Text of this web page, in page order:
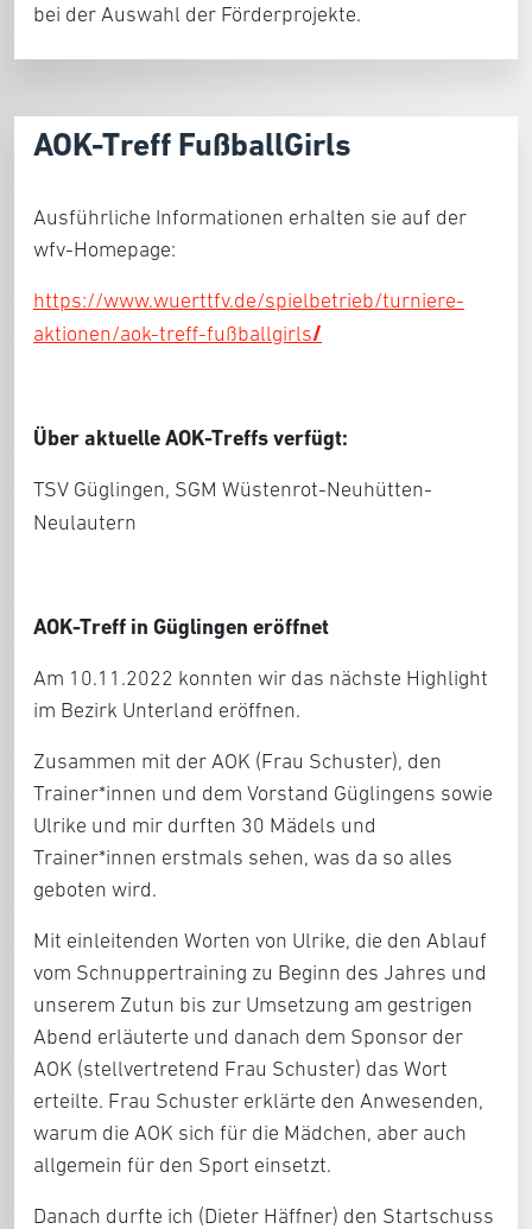
bei der Auswahl der Förderprojekte.
AOK-Treff FußballGirls
Ausführliche Informationen erhalten sie auf der
wfv-Homepage:
https://www.wuerttfv.de/spielbetrieb/turniere-
aktionen/aok-treff-fußballgirls/
Über aktuelle AOK-Treffs verfügt:
TSV Güglingen, SGM Wüstenrot-Neuhütten-
Neulautern
AOK-Treff in Güglingen eröffnet
Am 10.11.2022 konnten wir das nächste Highlight
im Bezirk Unterland eröffnen.
Zusammen mit der AOK (Frau Schuster), den
Trainer*innen und dem Vorstand Güglingens sowie
Ulrike und mir durften 30 Mädels und
Trainer*innen erstmals sehen, was da so alles
geboten wird.
Mit einleitenden Worten von Ulrike, die den Ablauf
vom Schnuppertraining zu Beginn des Jahres und
unserem Zutun bis zur Umsetzung am gestrigen
Abend erläuterte und danach dem Sponsor der
AOK (stellvertretend Frau Schuster) das Wort
erteilte. Frau Schuster erklärte den Anwesenden,
warum die AOK sich für die Mädchen, aber auch
allgemein für den Sport einsetzt.
Danach durfte ich (Dieter Häffner) den Startschuss